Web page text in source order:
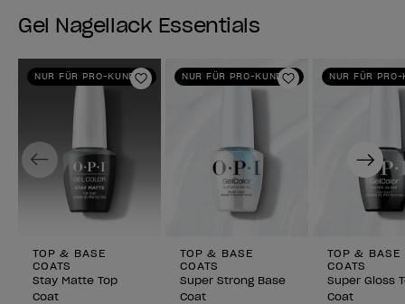
Gel Nagellack Essentials
NUR FÜR PRO-KUNDEN
Zur Wunschliste hinzufügen
TOP & BASE
COATS
Stay Matte Top
Coat
NUR FÜR PRO-KUNDEN
Zur
TOP & BASE
COATS
Super Strong Base
Coat
NUR FÜR PRO-
TOP & BASE
COATS
Super Gloss
Coat
Previous Next